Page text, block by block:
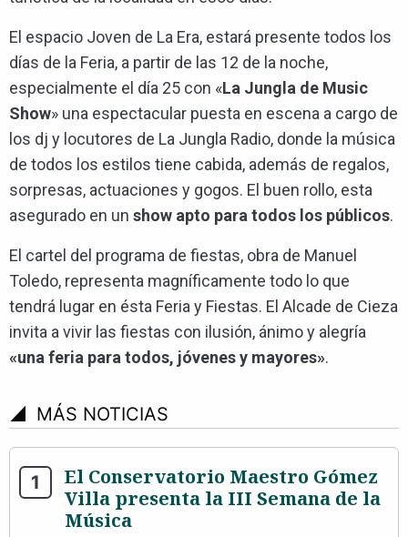
El espacio Joven de La Era, estará presente todos los
días de la Feria, a partir de las 12 de la noche,
especialmente el día 25 con «La Jungla de Music
Show» una espectacular puesta en escena a cargo de
los dj y locutores de La Jungla Radio, donde la música
de todos los estilos tiene cabida, además de regalos,
sorpresas, actuaciones y gogos. El buen rollo, esta
asegurado en un show apto para todos los públicos.
El cartel del programa de fiestas, obra de Manuel
Toledo, representa magníficamente todo lo que
tendrá lugar en ésta Feria y Fiestas. El Alcade de Cieza
invita a vivir las fiestas con ilusión, ánimo y alegría
«una feria para todos, jóvenes y mayores».
signal_cellular_4_bar MÁS NOTICIAS
El Conservatorio Maestro Gómez
Villa presenta la III Semana de la
Música